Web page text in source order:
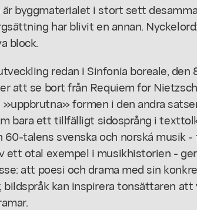
är byggmaterialet i stort sett
har blivit en annan.
block.
redan i Sinfonia boreale, den
att se bort från Requiem for
formen i den andra
bara ett tillfälligt sidosprång i
60-talens svenska och norská musik
ett otal exempel i musikhistorien -
att poesi och drama med sin
bildspråk kan inspirera tonsättaren att